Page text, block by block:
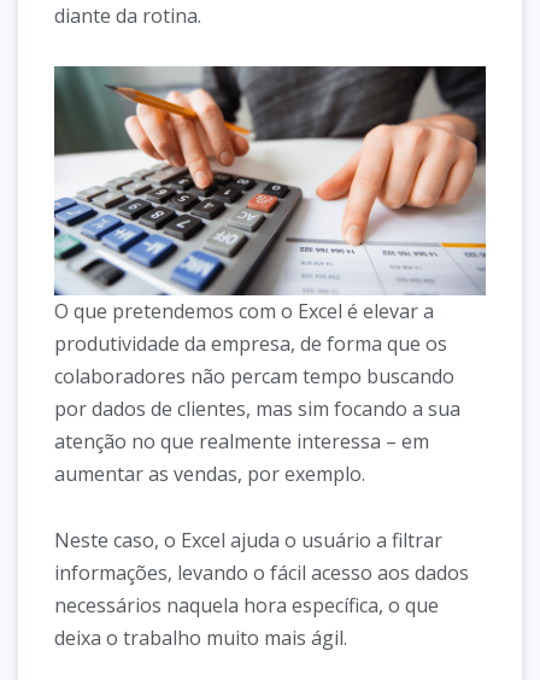
diante da rotina.
O que pretendemos com o Excel é elevar a
produtividade da empresa, de forma que os
colaboradores não percam tempo buscando
por dados de clientes, mas sim focando a sua
atenção no que realmente interessa – em
aumentar as vendas, por exemplo.
Neste caso, o Excel ajuda o usuário a filtrar
informações, levando o fácil acesso aos dados
necessários naquela hora específica, o que
deixa o trabalho muito mais ágil.